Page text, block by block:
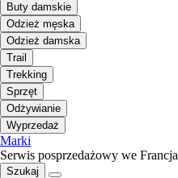
Buty damskie
Odzież męska
Odzież damska
Trail
Trekking
Sprzęt
Odżywianie
Wyprzedaż
Marki
Serwis posprzedażowy we Francja
Szukaj